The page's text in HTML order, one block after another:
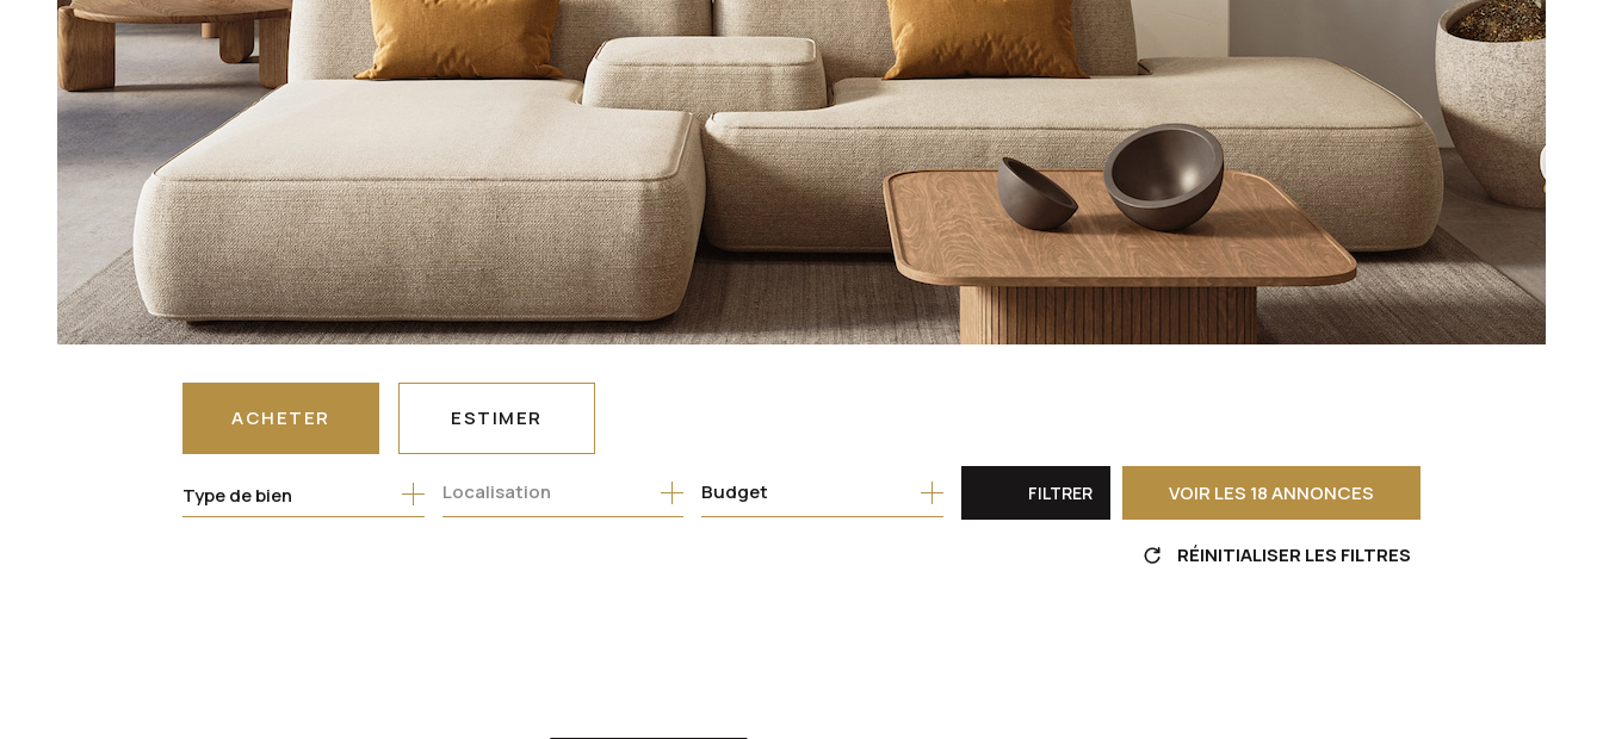
CONTACT
ACHETER
DE L'ANCIEN
ESTIMER
Type de bien Budget FILTRER VOIR LES 18ANNONCES
RÉINITIALISER LES FILTRES